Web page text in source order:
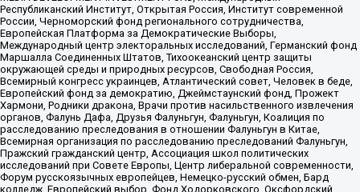
Республиканский Институт, Открытая Россия, Институт современной
России, Черноморский фонд регионального сотрудничества,
Европейская Платформа за Демократические Выборы,
Международный центр электоральных исследований, Германский фонд
Маршалла Соединенных Штатов, Тихоокеанский центр защиты
окружающей среды и природных ресурсов, Свободная Россия,
Всемирный конгресс украинцев, Атлантический совет, Человек в беде,
Европейский фонд за демократию, Джеймстаунский фонд, Прожект
Хармони, Родники дракона, Врачи против насильственного извлечения
органов, Фалунь Дафа, Друзья Фалуньгун, Фалуньгун, Коалиция по
расследованию преследования в отношении Фалуньгун в Китае,
Всемирная организация по расследованию преследований Фалуньгун,
Пражский гражданский центр, Ассоциация школ политических
исследований при Совете Европы, Центр либеральной современности,
Форум русскоязычных европейцев, Немецко-русский обмен, Бард
колледж, Европейский выбор, Фонд Ходорковского, Оксфордский